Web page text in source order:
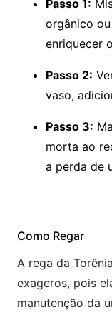
Passo 1:
orgânico
enriquecer
Passo 2:
vaso,
Passo 3:
morta ao
a perda de
Como Regar
A rega da
exageros, pois
manutenção da